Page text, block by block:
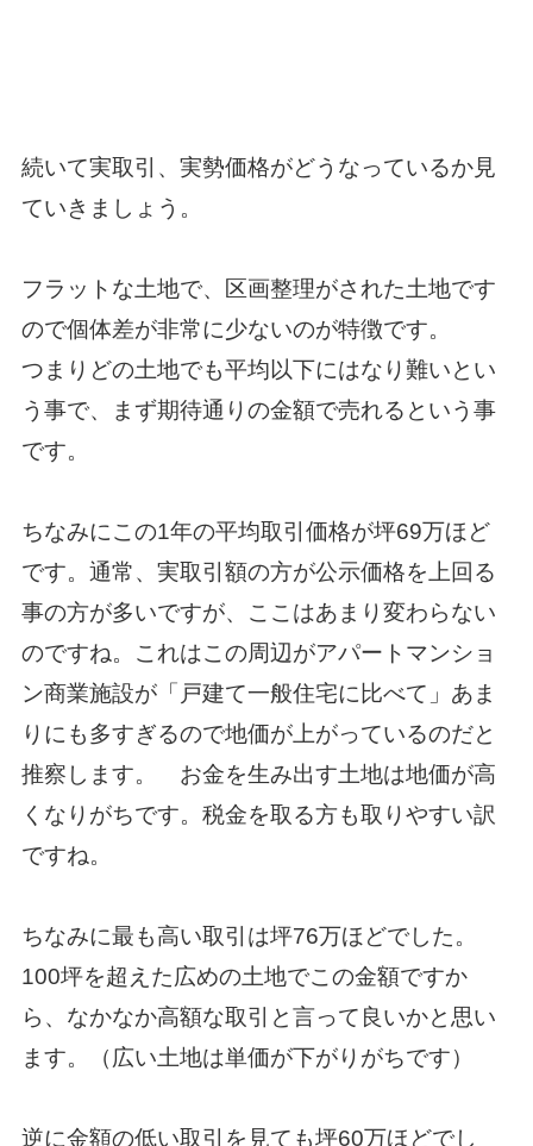
続いて実取引、実勢価格がどうなっているか見
ていきましょう。
フラットな土地で、区画整理がされた土地です
ので個体差が非常に少ないのが特徴です。
つまりどの土地でも平均以下にはなり難いとい
う事で、まず期待通りの金額で売れるという事
です。
ちなみにこの1年の平均取引価格が坪69万ほど
です。通常、実取引額の方が公示価格を上回る
事の方が多いですが、ここはあまり変わらない
のですね。これはこの周辺がアパートマンショ
ン商業施設が「戸建て一般住宅に比べて」あま
りにも多すぎるので地価が上がっているのだと
推察します。 お金を生み出す土地は地価が高
くなりがちです。税金を取る方も取りやすい訳
ですね。
ちなみに最も高い取引は坪76万ほどでした。
100坪を超えた広めの土地でこの金額ですか
ら、なかなか高額な取引と言って良いかと思い
ます。（広い土地は単価が下がりがちです）
逆に金額の低い取引を見ても坪60万ほどでし